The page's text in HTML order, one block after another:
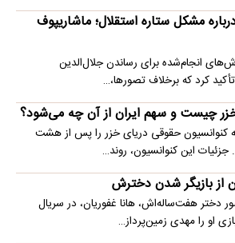
مشکل ستاره استقلال؛ ماشاریپوف
انجام‌شده برای رساندن جلال‌الدین
کرد که برخلاف تصورها،…
خزر چیست و سهم ایران از آن چه می‌شود؟
کنوانسیون حقوقی دریای خزر را پس از هشت
این کنوانسیون، روند…
از بازیگر شدن دخترش
دختر هفت‌ساله‌اش، هانا غفوریان، در سریال
او را مهدی زمین‌پرداز…